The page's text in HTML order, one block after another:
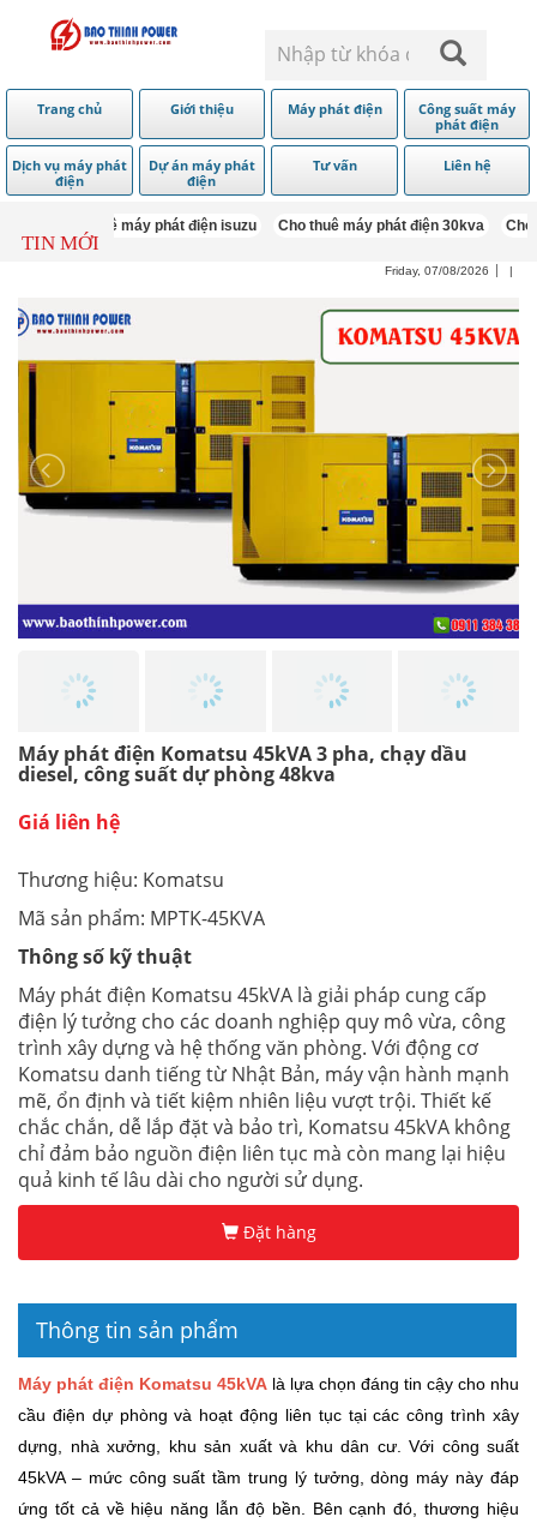
Trang chủ Giới thiệu Máy phát điện
Công suất máy
phát điện
Dịch vụ máy phát
điện
Dự án máy phát
điện
Tư vấn Liên hệ
TIN MỚI
Cho thuê máy phát điện isuzu Cho thuê máy phát điện 30kva Cho
Friday, 07/08/2026 |
Máy phát điện Komatsu 45kVA 3 pha, chạy dầu
diesel, công suất dự phòng 48kva
Giá liên hệ
Thương hiệu: Komatsu
Mã sản phẩm: MPTK-45KVA
Thông số kỹ thuật
Máy phát điện Komatsu 45kVA là giải pháp cung cấp
điện lý tưởng cho các doanh nghiệp quy mô vừa, công
trình xây dựng và hệ thống văn phòng. Với động cơ
Komatsu danh tiếng từ Nhật Bản, máy vận hành mạnh
mẽ, ổn định và tiết kiệm nhiên liệu vượt trội. Thiết kế
chắc chắn, dễ lắp đặt và bảo trì, Komatsu 45kVA không
chỉ đảm bảo nguồn điện liên tục mà còn mang lại hiệu
quả kinh tế lâu dài cho người sử dụng.
Đặt hàng
Thông tin sản phẩm
Máy phát điện Komatsu 45kVA là lựa chọn đáng tin cậy cho nhu
cầu điện dự phòng và hoạt động liên tục tại các công trình xây
dựng, nhà xưởng, khu sản xuất và khu dân cư. Với công suất
45kVA – mức công suất tầm trung lý tưởng, dòng máy này đáp
ứng tốt cả về hiệu năng lẫn độ bền. Bên cạnh đó, thương hiệu